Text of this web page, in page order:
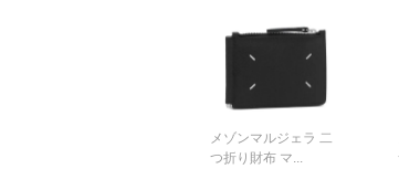
メゾンマルジェラ 二
つ折り財布 マ...